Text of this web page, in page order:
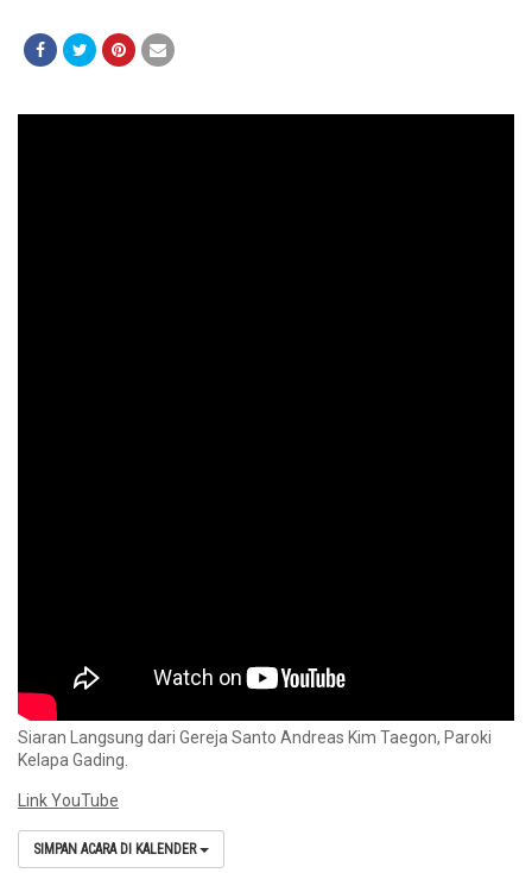
Siaran Langsung dari Gereja Santo Andreas Kim Taegon, Paroki
Kelapa Gading.
Link YouTube
SIMPAN ACARA DI KALENDER